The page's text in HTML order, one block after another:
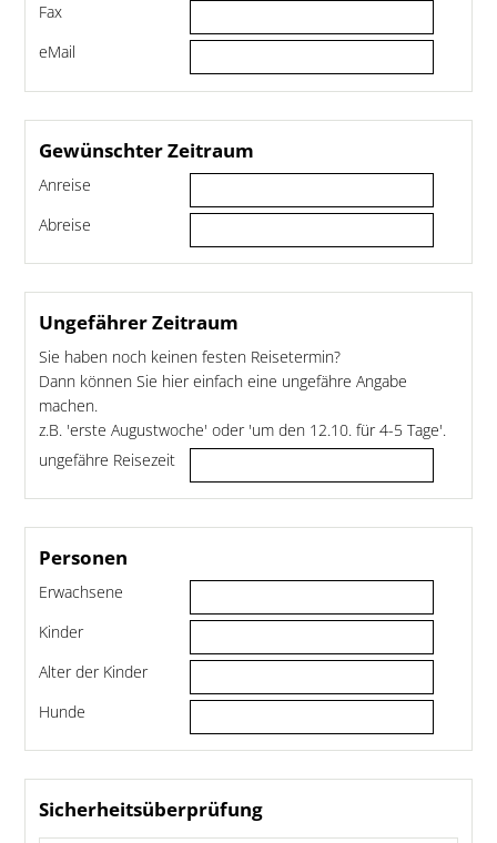
Fax
eMail
Gewünschter Zeitraum
Anreise
Abreise
Ungefährer Zeitraum
Sie haben noch keinen festen Reisetermin?
Dann können Sie hier einfach eine ungefähre Angabe
machen.
z.B. 'erste Augustwoche' oder 'um den 12.10. für 4-5 Tage'.
ungefähre Reisezeit
Personen
Erwachsene
Kinder
Alter der Kinder
Hunde
Sicherheitsüberprüfung